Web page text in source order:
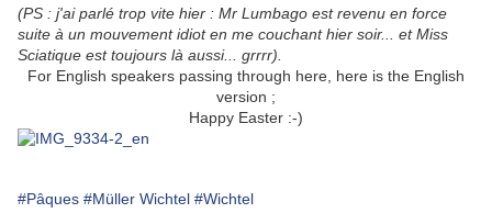
(PS : j'ai parlé trop vite hier : Mr Lumbago est revenu en force
suite à un mouvement idiot en me couchant hier soir... et Miss
Sciatique est toujours là aussi... grrrr).
For English speakers passing through here, here is the English
version ;
Happy Easter :-)
#Pâques #Müller Wichtel #Wichtel